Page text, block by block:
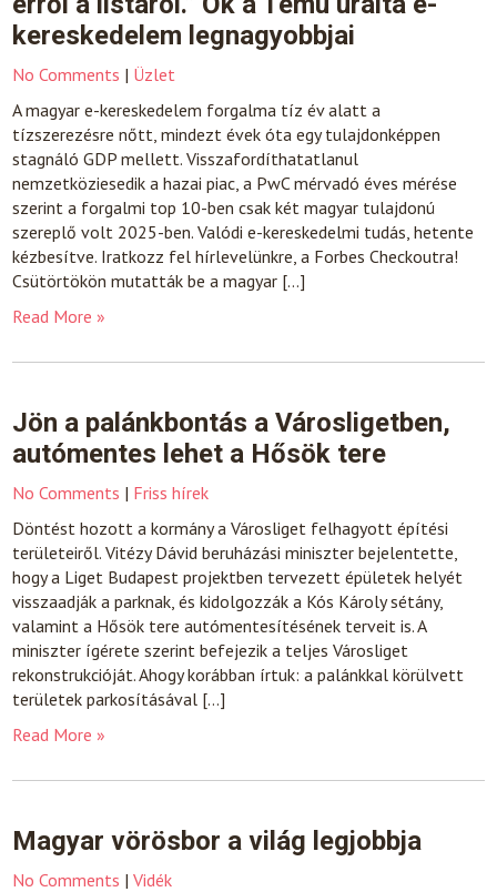
kereskedelem legnagyobbjai
No Comments | Üzlet
A magyar e-kereskedelem forgalma tíz év alatt a
tízszerezésre nőtt, mindezt évek óta egy tulajdonképpen
stagnáló GDP mellett. Visszafordíthatatlanul
nemzetköziesedik a hazai piac, a PwC mérvadó éves mérése
szerint a forgalmi top 10-ben csak két magyar tulajdonú
szereplő volt 2025-ben. Valódi e-kereskedelmi tudás, hetente
kézbesítve. Iratkozz fel hírlevelünkre, a Forbes Checkoutra!
Csütörtökön mutatták be a magyar […]
Read More »
Jön a palánkbontás a Városligetben,
autómentes lehet a Hősök tere
No Comments | Friss hírek
Döntést hozott a kormány a Városliget felhagyott építési
területeiről. Vitézy Dávid beruházási miniszter bejelentette,
hogy a Liget Budapest projektben tervezett épületek helyét
visszaadják a parknak, és kidolgozzák a Kós Károly sétány,
valamint a Hősök tere autómentesítésének terveit is. A
miniszter ígérete szerint befejezik a teljes Városliget
rekonstrukcióját. Ahogy korábban írtuk: a palánkkal körülvett
területek parkosításával […]
Read More »
Magyar vörösbor a világ legjobbja
No Comments |Vidék